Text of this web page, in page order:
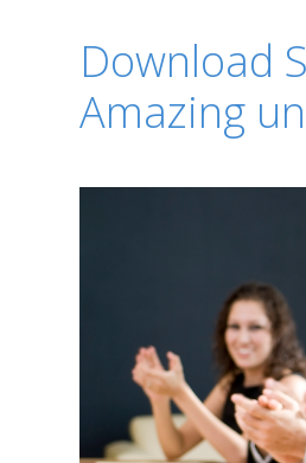
Download
Amazing